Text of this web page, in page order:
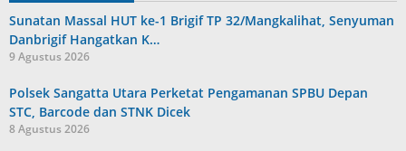
Sunatan Massal HUT ke-1 Brigif TP 32/Mangkalihat, Senyuman
Danbrigif Hangatkan K…
9 Agustus 2026
Polsek Sangatta Utara Perketat Pengamanan SPBU Depan
STC, Barcode dan STNK Dicek
8 Agustus 2026